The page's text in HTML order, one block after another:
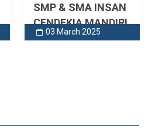
SMP & SMA INSAN
CENDEKIA MANDIRI
BOARDING SCHOOL
03 March 2025